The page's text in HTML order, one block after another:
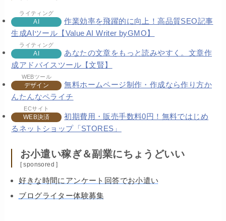
AI
ライティング
作業効率を飛躍的に向上！高品質SEO記事
生成AIツール【Value AI Writer byGMO】
AI
ライティング
あなたの文章をもっと読みやすく。文章作
成アドバイスツール【文賢】
デザイン
WEBツール
無料ホームページ制作・作成なら作り方か
んたんなペライチ
WEB決済
ECサイト
初期費用・販売手数料0円！無料ではじめ
るネットショップ「STORES」
お小遣い稼ぎ＆副業にちょうどいい
[ sponsored ]
好きな時間にアンケート回答でお小遣い
ブログライター体験募集